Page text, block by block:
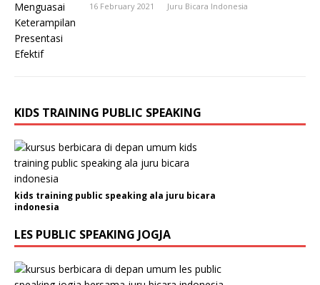
16 February 2021 Juru Bicara Indonesia
KIDS TRAINING PUBLIC SPEAKING
kids training public speaking ala juru bicara
indonesia
LES PUBLIC SPEAKING JOGJA